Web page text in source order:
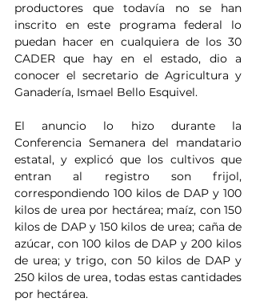
productores que todavía no se han
inscrito en este programa federal lo
puedan hacer en cualquiera de los 30
CADER que hay en el estado, dio a
conocer el secretario de Agricultura y
Ganadería, Ismael Bello Esquivel.
El anuncio lo hizo durante la
Conferencia Semanera del mandatario
estatal, y explicó que los cultivos que
entran al registro son frijol,
correspondiendo 100 kilos de DAP y 100
kilos de urea por hectárea; maíz, con 150
kilos de DAP y 150 kilos de urea; caña de
azúcar, con 100 kilos de DAP y 200 kilos
de urea; y trigo, con 50 kilos de DAP y
250 kilos de urea, todas estas cantidades
por hectárea.